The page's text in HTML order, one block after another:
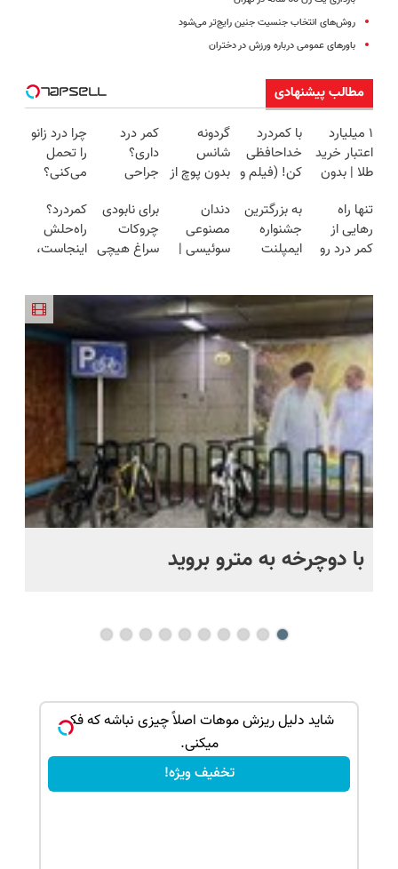
روش‌های انتخاب جنسیت جنین رایج‌تر می‌شود
باورهای عمومی درباره ورزش در دختران
مطالب پیشنهادی
۱ میلیارد
اعتبار خرید
طلا | بدون
چک
با کمردرد
خداحافظی
کن! (فیلم و
پرسش‌نامه
رو پرکن)
گردونه
شانس
بدون پوچ از
بیت کوین
🔥
کمر درد
داری؟
جراحی
منزل
درمانش کن
(◂پرسش‌نامه)
چرا درد زانو
را تحمل
می‌کنی؟
درمنزل
درمانش کن
تنها راه
رهایی از
کمر درد رو
دارو!
(◂پرسش‌نامه)
به بزرگترین
جشنواره
ایمپلنت
فقط ۲۵
میلیون !
دندان
مصنوعی
سوئیسی |
طبیعی!
ویزیت
رایگان+پرداخت
اقساطی😍
برای نابودی
چروکات
سراغ هیچی
نرو(تخفیف40%)
کمردرد؟
راه‌حلش
اینجاست،
با دوچرخه به مترو بروید
شاید دلیل ریزش موهات اصلاً چیزی نباشه که فکر
میکنی.
تخفیف ویژه!